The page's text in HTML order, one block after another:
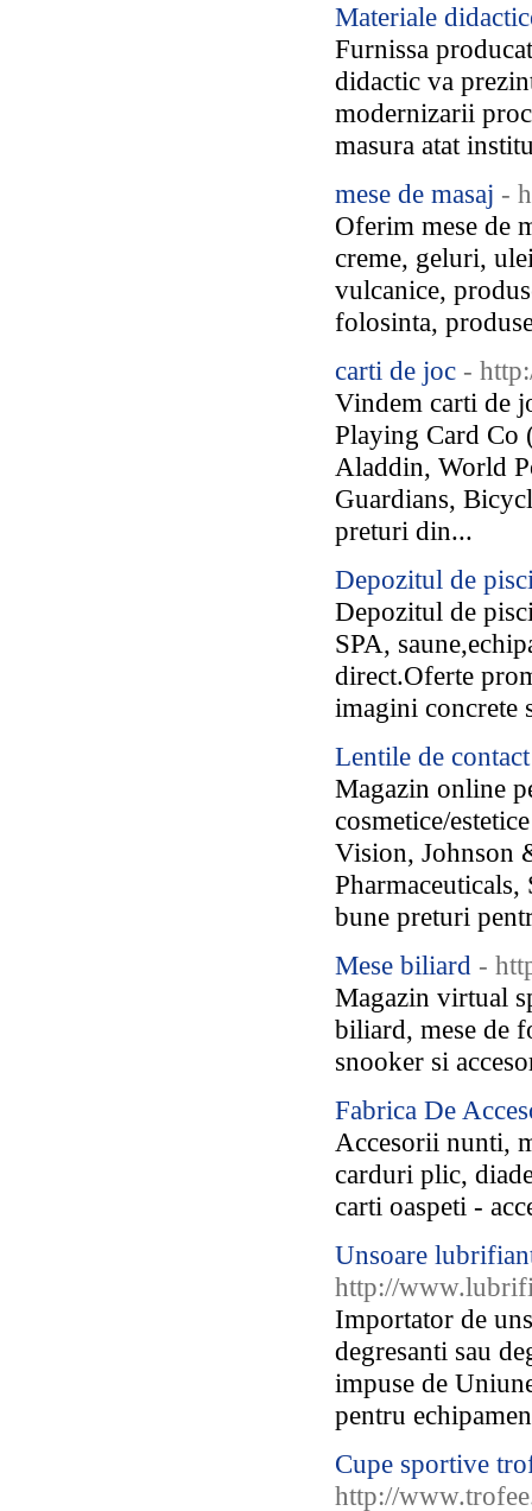
Materiale
Furnissa
didactic va
modernizarii
masura atat
mese de masaj -
Oferim mese de
creme, geluri,
vulcanice,
folosinta,
carti de joc -
Vindem carti de
Playing Card Co
Aladdin, World
Guardians,
preturi din...
Depozitul de
Depozitul de
SPA,
direct.Oferte
imagini concrete
Lentile de
Magazin online
cosmetice/
Vision, Johnson
bune preturi
Mese biliard -
Magazin virtual
biliard, mese de
snooker si
Fabrica De
Accesorii nunti,
carduri plic,
carti oaspeti -
Unsoare
http://
Importator de
degresanti sau
impuse de
pentru
Cupe sportive
http://